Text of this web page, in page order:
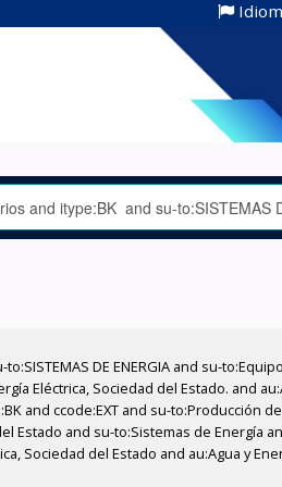
DE ENERGIA and su-
Eléctrica, Sociedad del Estado. and
and ccode:EXT and su-to:Producción
Estado and su-to:Sistemas de Energía
Sociedad del Estado and au:Agua y